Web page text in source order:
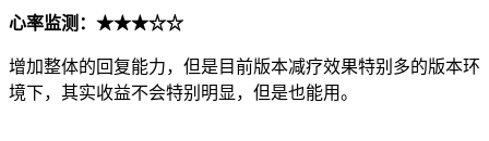
心率监测：★★★☆☆
增加整体的回复能力，但是目前版本减疗效果特别多的版本环
境下，其实收益不会特别明显，但是也能用。